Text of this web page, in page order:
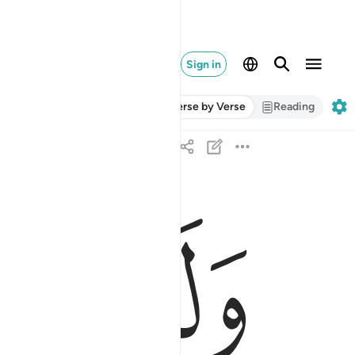
Sign in
Verse by Verse Reading
وَلَقَدْ ءَاتَيْنَا دَاوُۥدَ وَسُلَيْمَـٰنَ عِلْمًۭا
ﱎ